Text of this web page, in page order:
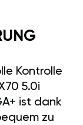
Kontrolle
5.0i
ist dank
zu